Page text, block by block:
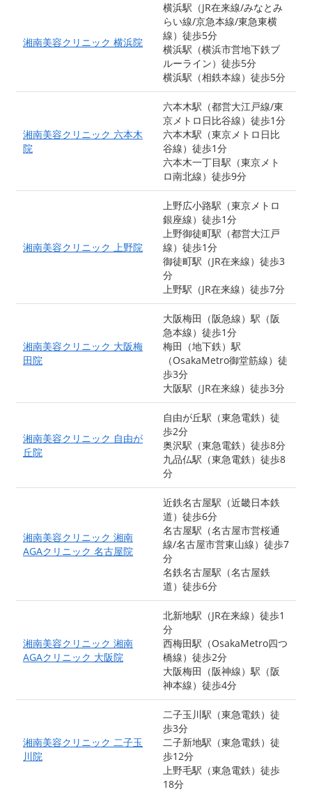
湘南美容クリニック 横浜院
横浜駅（JR在来線/みなとみ
らい線/京急本線/東急東横
線）徒歩5分
横浜駅（横浜市営地下鉄ブ
ルーライン）徒歩5分
横浜駅（相鉄本線）徒歩5分
湘南美容クリニック 六本木
院
六本木駅（都営大江戸線/東
京メトロ日比谷線）徒歩1分
六本木駅（東京メトロ日比
谷線）徒歩1分
六本木一丁目駅（東京メト
ロ南北線）徒歩9分
湘南美容クリニック 上野院
上野広小路駅（東京メトロ
銀座線）徒歩1分
上野御徒町駅（都営大江戸
線）徒歩1分
御徒町駅（JR在来線）徒歩3
分
上野駅（JR在来線）徒歩7分
湘南美容クリニック 大阪梅
田院
大阪梅田（阪急線）駅（阪
急本線）徒歩1分
梅田（地下鉄）駅
（OsakaMetro御堂筋線）徒
歩3分
大阪駅（JR在来線）徒歩3分
湘南美容クリニック 自由が
丘院
自由が丘駅（東急電鉄）徒
歩2分
奥沢駅（東急電鉄）徒歩8分
九品仏駅（東急電鉄）徒歩8
分
湘南美容クリニック 湘南
AGAクリニック 名古屋院
近鉄名古屋駅（近畿日本鉄
道）徒歩6分
名古屋駅（名古屋市営桜通
線/名古屋市営東山線）徒歩7
分
名鉄名古屋駅（名古屋鉄
道）徒歩6分
湘南美容クリニック 湘南
AGAクリニック 大阪院
北新地駅（JR在来線）徒歩1
分
西梅田駅（OsakaMetro四つ
橋線）徒歩2分
大阪梅田（阪神線）駅（阪
神本線）徒歩4分
湘南美容クリニック 二子玉
川院
二子玉川駅（東急電鉄）徒
歩3分
二子新地駅（東急電鉄）徒
歩12分
上野毛駅（東急電鉄）徒歩
18分